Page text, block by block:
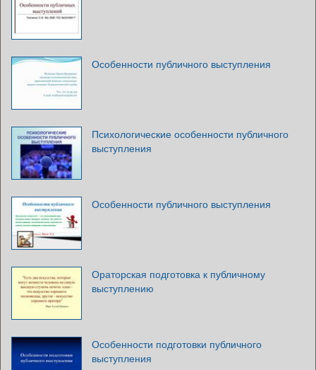
Особенности публичного выступления
Психологические особенности публичного
выступления
Особенности публичного выступления
Ораторская подготовка к публичному
выступлению
Особенности подготовки публичного
выступления